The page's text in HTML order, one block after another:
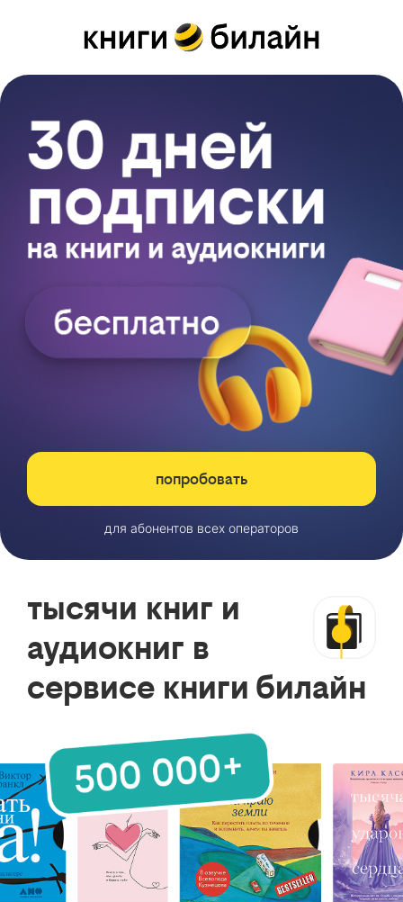
попробовать
для абонентов всех операторов
тысячи книг и
аудиокниг в
сервисе книги билайн